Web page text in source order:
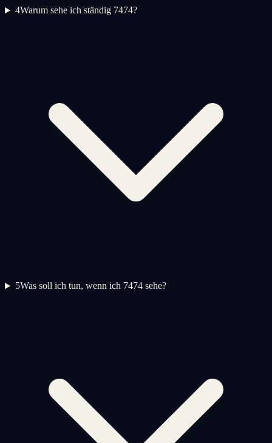
4Warum sehe ich ständig 7474?
5Was soll ich tun, wenn ich 7474 sehe?